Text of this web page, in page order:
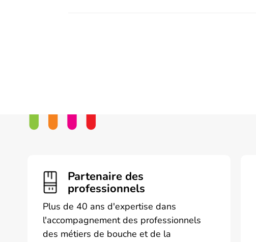
Partenaire des
professionnels
Plus de 40 ans d'expertise dans
l'accompagnement des professionnels
des métiers de bouche et de la